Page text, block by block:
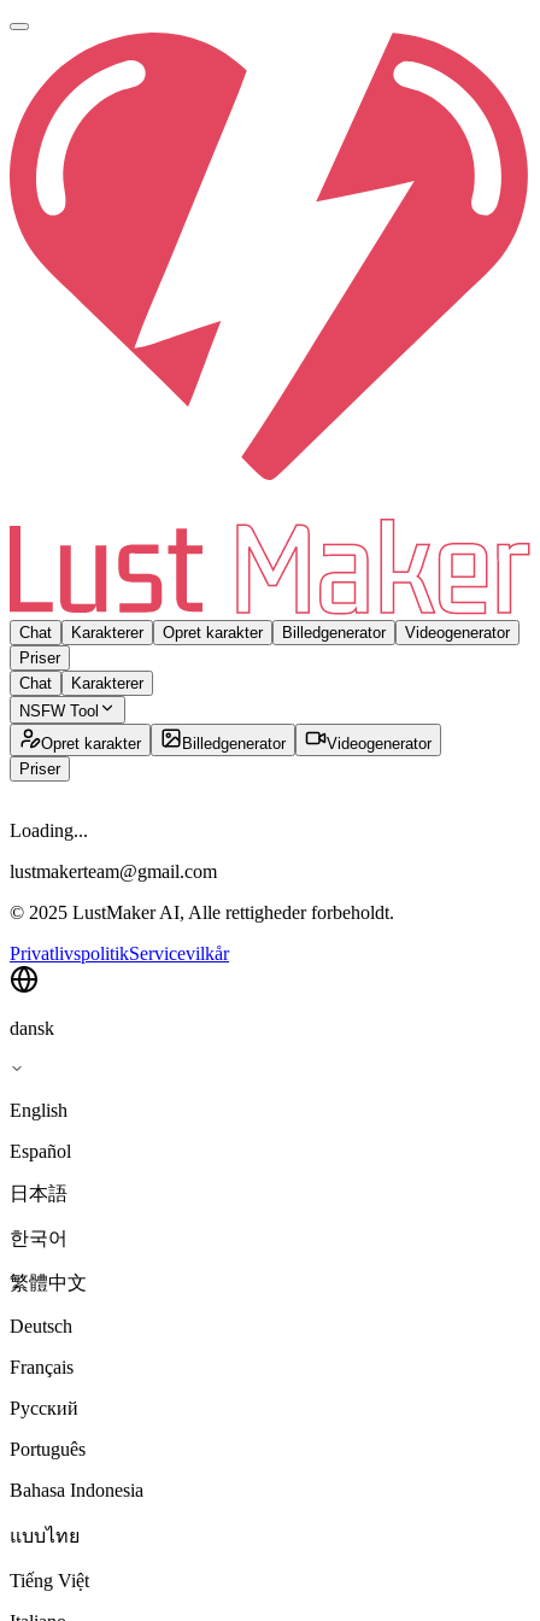
Chat Karakterer Opret karakter Billedgenerator
Videogenerator
Priser
Chat
Karakterer
NSFW Tool
Opret karakter
Billedgenerator
Videogenerator
Priser
Loading...
lustmakerteam@gmail.com
© 2025 LustMaker AI, Alle rettigheder forbeholdt.
PrivatlivspolitikServicevilkår
dansk
English
Español
日本語
한국어
繁體中文
Deutsch
Français
Русский
Português
Bahasa Indonesia
แบบไทย
Tiếng Việt